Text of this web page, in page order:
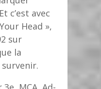
c’est avec
Head »,
sur
la